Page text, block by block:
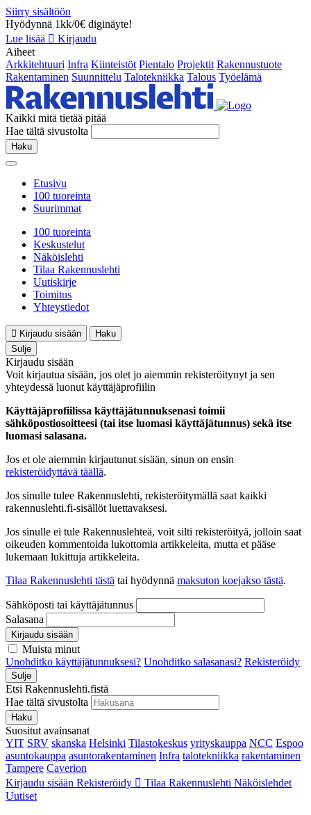
Siirry sisältöön
Hyödynnä 1kk/0€ diginäyte!
Lue lisää
Kirjaudu
Aiheet
Arkkitehtuuri Infra Kiinteistöt Pientalo Projektit Rakennustuote
Rakentaminen Suunnittelu Talotekniikka Talous Työelämä
Kaikki mitä tietää pitää
Hae tältä sivustolta
Haku
Etusivu
100 tuoreinta
Suurimmat
100 tuoreinta
Keskustelut
Näköislehti
Tilaa Rakennuslehti
Uutiskirje
Toimitus
Yhteystiedot
Kirjaudu sisään
Haku
Sulje
Kirjaudu sisään
Voit kirjautua sisään, jos olet jo aiemmin rekisteröitynyt ja sen
yhteydessä luonut käyttäjäprofiilin
Käyttäjäprofiilissa käyttäjätunnuksenasi toimii
sähköpostiosoitteesi (tai itse luomasi käyttäjätunnus) sekä itse
luomasi salasana.
Jos et ole aiemmin kirjautunut sisään, sinun on ensin
rekisteröidyttävä täällä.
Jos sinulle tulee Rakennuslehti, rekisteröitymällä saat kaikki
rakennuslehti.fi-sisällöt luettavaksesi.
Jos sinulle ei tule Rakennuslehteä, voit silti rekisteröityä, jolloin saat
oikeuden kommentoida lukottomia artikkeleita, mutta et pääse
lukemaan lukittuja artikkeleita.
Tilaa Rakennuslehti tästä tai hyödynnä maksuton koejakso tästä.
Sähköposti tai käyttäjätunnus
Salasana
Kirjaudu sisään
Muista minut
Unohditko käyttäjätunnuksesi? Unohditko salasanasi? Rekisteröidy
Sulje
Etsi Rakennuslehti.fistä
Hae tältä sivustolta
Haku
Suositut avainsanat
YIT SRV skanska Helsinki Tilastokeskus yrityskauppa NCC Espoo
asuntokauppa asuntorakentaminen Infra talotekniikka rakentaminen
Tampere Caverion
Kirjaudu sisään Rekisteröidy Tilaa Rakennuslehti Näköislehdet
Uutiset